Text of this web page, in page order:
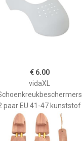
€ 6.00
vidaXL
paar EU 41-47 kunststof